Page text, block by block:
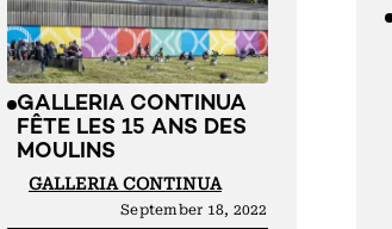
GALLERIA CONTINUA
FÊTE LES 15 ANS DES
MOULINS
GALLERIA CONTINUA
September 18, 2022